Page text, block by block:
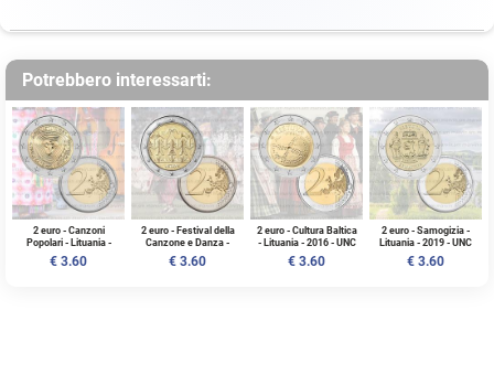
Potrebbero interessarti:
2 euro - Canzoni
Popolari - Lituania -
2019 - UNC
€ 3.60
2 euro - Festival della
Canzone e Danza -
Lituania - 2018 - UNC
€ 3.60
2 euro - Cultura Baltica
- Lituania - 2016 - UNC
€ 3.60
2 euro - Samogizia -
Lituania - 2019 - UNC
€ 3.60